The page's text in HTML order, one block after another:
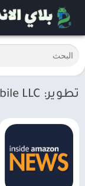
تطوير: Amazon Mobile LLC